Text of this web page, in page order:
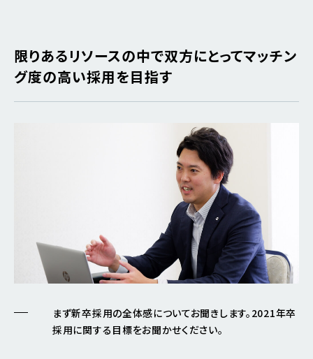
限りあるリソースの中で双方にとってマッチン
グ度の高い採用を目指す
まず新卒採用の全体感についてお聞きします。2021年卒
採用に関する目標をお聞かせください。